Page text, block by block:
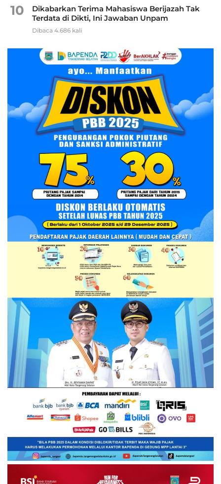
10
Dikabarkan Terima Mahasiswa Berijazah Tak
Terdata di Dikti, Ini Jawaban Unpam
Dibaca 4.686 kali